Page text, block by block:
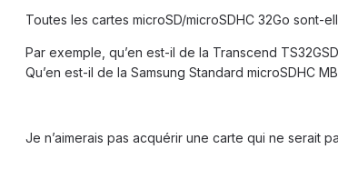
Toutes les cartes microSD/microSDHC 32Go sont-
Par exemple, qu’en est-il de la Transcend
Qu’en est-il de la Samsung Standard microSDHC
Je n’aimerais pas acquérir une carte qui ne serait